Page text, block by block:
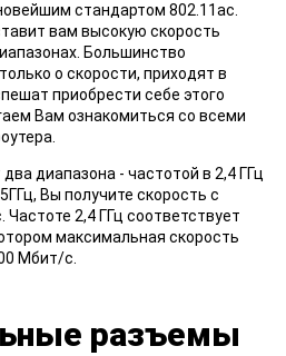
стандартом 802.11ac.
вам высокую скорость
Большинство
о скорости, приходят в
приобрести себе этого
Вам ознакомиться со всеми
диапазона - частотой в 2,4 ГГц
Вы получите скорость с
2,4 ГГц соответствует
максимальная скорость
Мбит/с.
разъемы